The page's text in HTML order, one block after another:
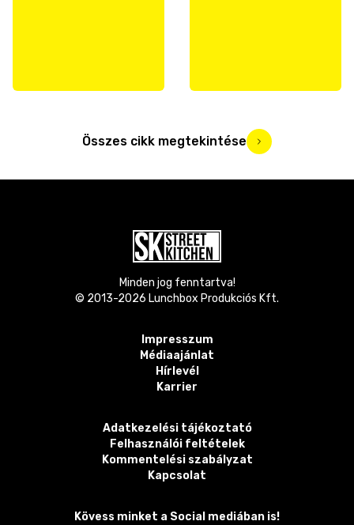
Összes cikk megtekintése
Minden jog fenntartva!
© 2013-2026 Lunchbox Produkciós Kft.
Impresszum
Médiaajánlat
Hírlevél
Karrier
Adatkezelési tájékoztató
Felhasználói feltételek
Kommentelési szabályzat
Kapcsolat
Kövess minket a Social mediában is!